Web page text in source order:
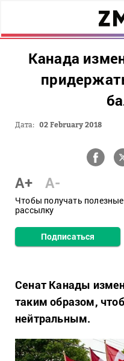
Канада
Дата: 02 February 2018
A+ A-
Чтобы получать
рассылку
Подписаться
Сенат Канады
таким образом,
нейтральным.